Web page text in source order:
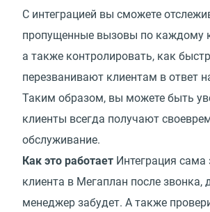
С интеграцией вы сможете
пропущенные вызовы по каждому
а также контролировать, как
перезванивают клиентам в ответ
Таким образом, вы можете быть
клиенты всегда получают
обслуживание.
Как это работает Интеграция сама
клиента в Мегаплан после звонка,
менеджер забудет. А также